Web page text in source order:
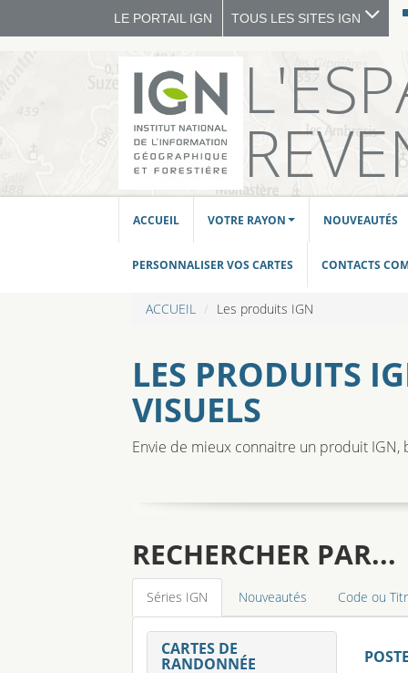
LE PORTAIL IGN TOUS LES SITES IGN
ACCUEIL VOTRE RAYON NOUVEAUTÉS
PERSONNALISER VOS CARTES CONTACTS
ACCUEIL Les produits IGN
LES PRODUITS
VISUELS
Envie de mieux connaitre un produit IGN,
RECHERCHER PAR...
Séries IGN Nouveautés Code ou
CARTES DE
RANDONNÉE